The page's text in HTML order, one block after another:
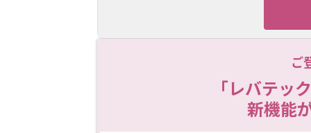
ご
「レバテッ
新機能